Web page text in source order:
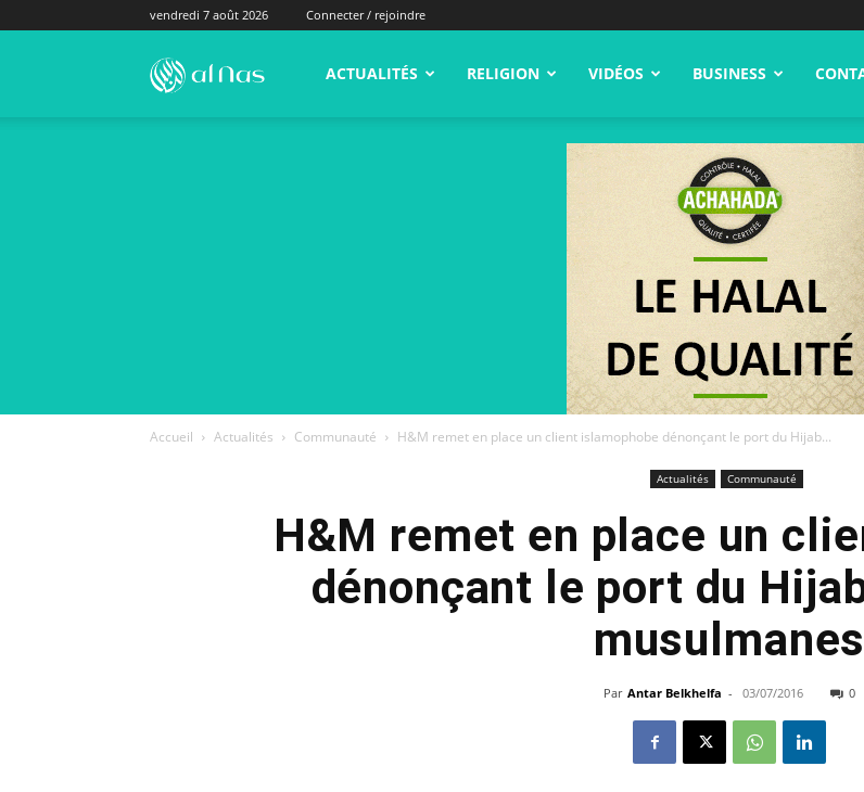
vendredi 7 août 2026 Connecter / rejoindre
alNas.fr ACTUALITÉS RELIGION VIDÉOS BUSINESS
Accueil Actualités Communauté H&M remet en place un client islamophobe dénonçant le port du Hijab...
Actualités Communauté
H&M remet en place un
dénonçant le port du
musulmanes
Par Antar Belkhelfa - 03/07/2016 0